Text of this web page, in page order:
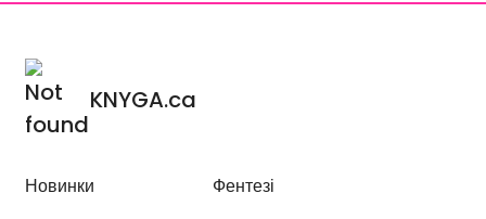
KNYGA.ca
Новинки
Фентезі